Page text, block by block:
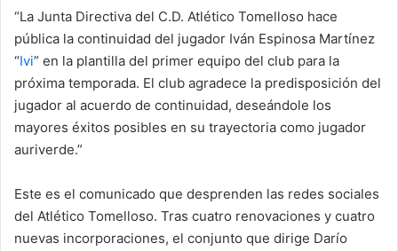
“La Junta Directiva del C.D. Atlético Tomelloso hace
pública la continuidad del jugador Iván Espinosa Martínez
“Ivi” en la plantilla del primer equipo del club para la
próxima temporada. El club agradece la predisposición del
jugador al acuerdo de continuidad, deseándole los
mayores éxitos posibles en su trayectoria como jugador
auriverde.”
Este es el comunicado que desprenden las redes sociales
del Atlético Tomelloso. Tras cuatro renovaciones y cuatro
nuevas incorporaciones, el conjunto que dirige Darío